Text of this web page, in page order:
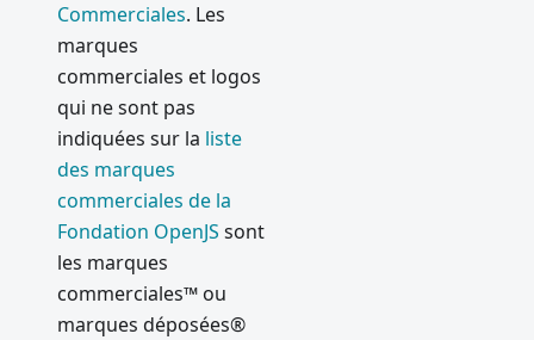
Commerciales. Les
marques
commerciales et logos
qui ne sont pas
indiquées sur la liste
des marques
commerciales de la
Fondation OpenJS sont
les marques
commerciales™ ou
marques déposées®